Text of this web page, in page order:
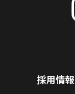
採用情報